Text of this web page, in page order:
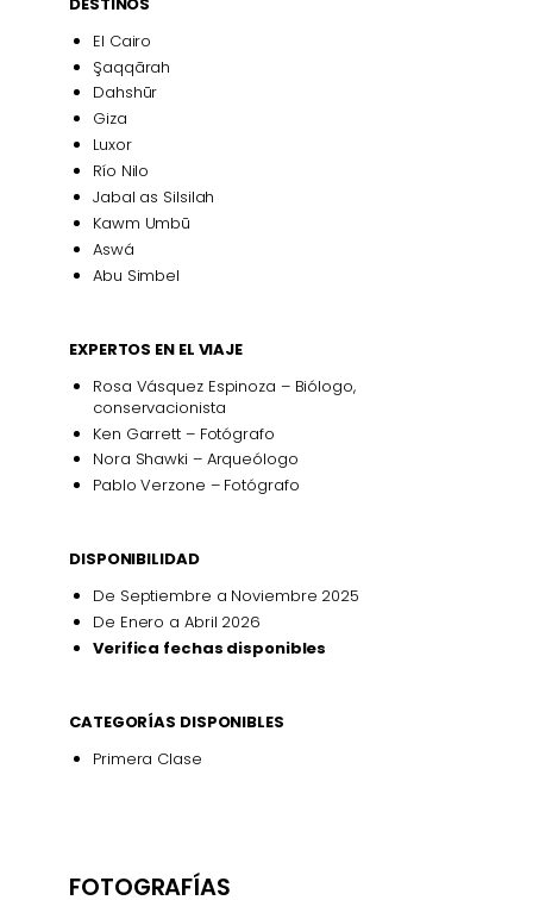
El Cairo
Şaqqārah
Dahshūr
Giza
Luxor
Río Nilo
Jabal as Silsilah
Kawm Umbū
Aswá
Abu Simbel
EXPERTOS EN EL VIAJE
Rosa Vásquez Espinoza – Biólogo,
conservacionista
Ken Garrett – Fotógrafo
Nora Shawki – Arqueólogo
Pablo Verzone – Fotógrafo
DISPONIBILIDAD
De Septiembre a Noviembre 2025
De Enero a Abril 2026
Verifica fechas disponibles
CATEGORÍAS DISPONIBLES
Primera Clase
FOTOGRAFÍAS